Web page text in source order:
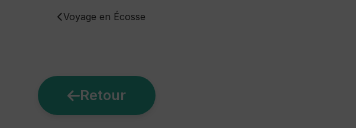
Voyage en Écosse
Retour